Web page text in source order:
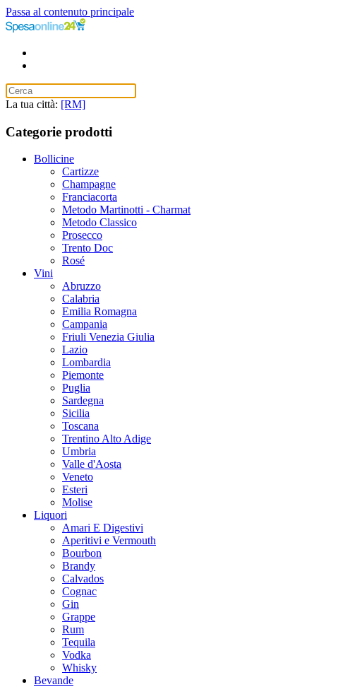
Passa al contenuto principale
La tua città: [RM]
Categorie prodotti
Bollicine
Cartizze
Champagne
Franciacorta
Metodo Martinotti - Charmat
Metodo Classico
Prosecco
Trento Doc
Rosé
Vini
Abruzzo
Calabria
Emilia Romagna
Campania
Friuli Venezia Giulia
Lazio
Lombardia
Piemonte
Puglia
Sardegna
Sicilia
Toscana
Trentino Alto Adige
Umbria
Valle d'Aosta
Veneto
Esteri
Molise
Liquori
Amari E Digestivi
Aperitivi e Vermouth
Bourbon
Brandy
Calvados
Cognac
Gin
Grappe
Rum
Tequila
Vodka
Whisky
Bevande